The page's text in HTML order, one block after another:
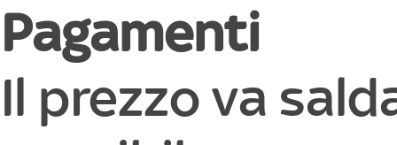
Pagamenti
Il prezzo va